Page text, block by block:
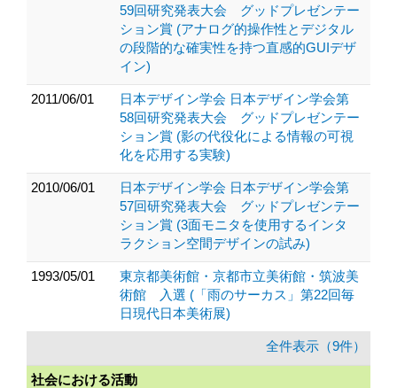
59回研究発表大会 グッドプレゼンテー
ション賞 (アナログ的操作性とデジタル
の段階的な確実性を持つ直感的GUIデザ
イン)
2011/06/01
日本デザイン学会 日本デザイン学会第
58回研究発表大会 グッドプレゼンテー
ション賞 (影の代役化による情報の可視
化を応用する実験)
2010/06/01
日本デザイン学会 日本デザイン学会第
57回研究発表大会 グッドプレゼンテー
ション賞 (3面モニタを使用するインタ
ラクション空間デザインの試み)
1993/05/01
東京都美術館・京都市立美術館・筑波美
術館 入選 (「雨のサーカス」第22回毎
日現代日本美術展)
全件表示（9件）
社会における活動